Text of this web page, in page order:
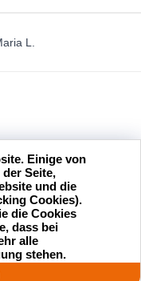
L.
Einige von
Seite,
und die
Cookies).
die Cookies
dass bei
alle
stehen.